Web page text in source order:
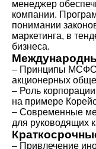
менеджер
компании.
понимании
маркетинга, в
бизнеса.
– Принципы МСФО
акционерных
– Роль
на примере
– Современные
для руководящих
– Привлечение